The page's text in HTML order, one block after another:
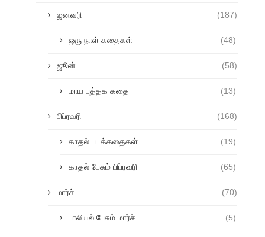
ஜனவரி (187)
ஒரு நாள் கதைகள் (48)
ஜூன் (58)
மாய புத்தக கதை (13)
பிப்ரவரி (168)
காதல் படக்கதைகள் (19)
காதல் பேசும் பிப்ரவரி (65)
மார்ச் (70)
பாலியல் பேசும் மார்ச் (5)